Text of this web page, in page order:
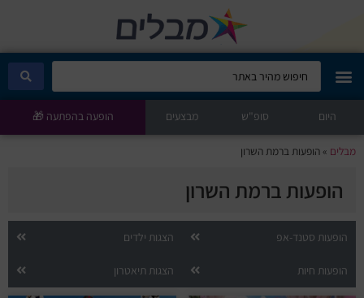
מבלים קלאב
הופעות היום
סטנדאפ
הצגות ילדים
הופעות חיות
היום סופ"ש מבצעים הופעה בהפתעה 🎁
מבלים »הופעות ברמת השרון
הופעות ברמת השרון
הופעות סטנד-אפ הצגות ילדים
הופעות חיות הצגות תיאטרון